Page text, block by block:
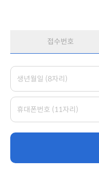
접수번호